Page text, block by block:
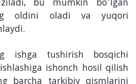
bu mumkin bo’lgan
oldini oladi va yuqori
ishga tushirish bosqichi
ishonch hosil qilish